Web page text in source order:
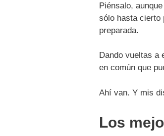
Piénsalo,
sólo hasta cierto
preparada.
Dando vueltas a
en común que
Ahí van. Y mis
Los